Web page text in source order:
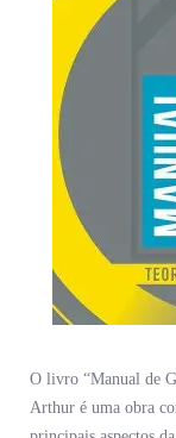
O livro “Manual de
Arthur é uma obra